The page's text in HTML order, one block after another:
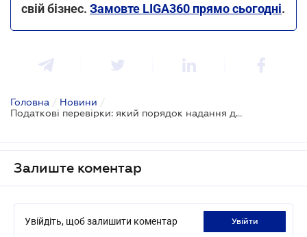
свій бізнес. Замовте LIGA360 прямо сьогодні.
Головна / Новини /
Податкові перевірки: який порядок надання документів посадовим особам ДПС
Залиште коментар
Увійдіть, щоб залишити коментар увійти